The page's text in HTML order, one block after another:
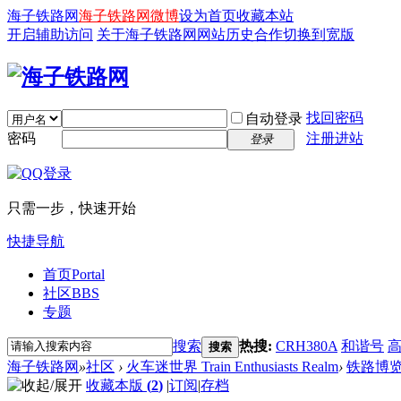
海子铁路网海子铁路网微博设为首页收藏本站
开启辅助访问 关于海子铁路网 网站历史合作切换到宽版
自动登录 找回密码
密码
登录 注册进站
只需一步，快速开始
快捷导航
首页Portal
社区BBS
专题
搜索 搜索 热搜: CRH380A 和谐号
海子铁路网 »社区 › 火车迷世界 Train Enthusiasts Realm› 铁路博
收藏本版 (2) |订阅|存档